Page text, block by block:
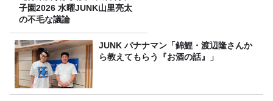
子園2026 水曜JUNK山里亮太
の不毛な議論
JUNK バナナマン「錦鯉・渡辺隆さんか
ら教えてもらう『お酒の話』」